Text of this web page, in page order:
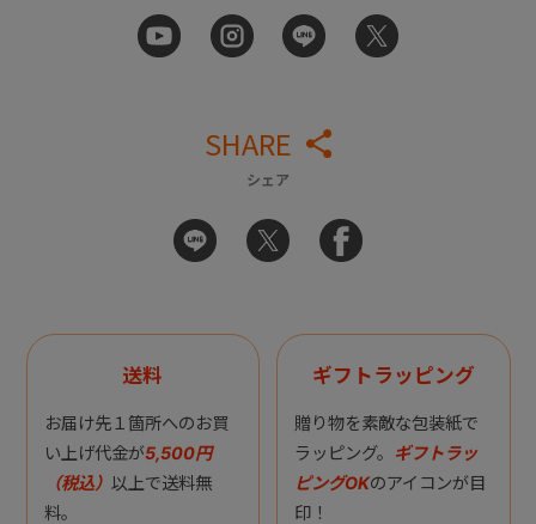
SHARE
シェア
送料
お届け先１箇所へのお買
い上げ代金が5,500円
（税込） 以上で送料無
料。
ギフトラッピング
贈り物を素敵な包装紙で
ラッピング。 ギフトラッ
ピングOKのアイコンが目
印！